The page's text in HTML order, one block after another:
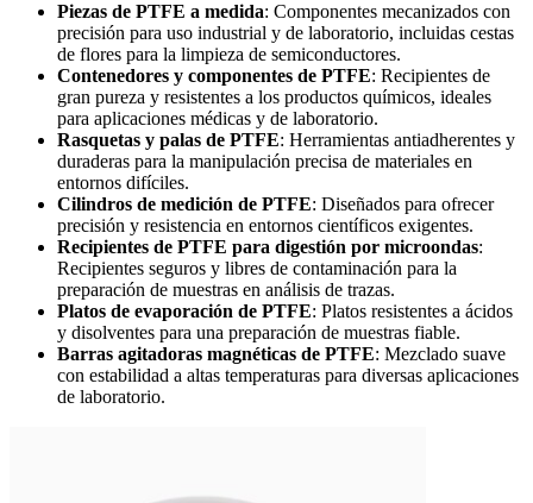
Piezas de PTFE a medida: Componentes mecanizados con
precisión para uso industrial y de laboratorio, incluidas cestas
de flores para la limpieza de semiconductores.
Contenedores y componentes de PTFE: Recipientes de
gran pureza y resistentes a los productos químicos, ideales
para aplicaciones médicas y de laboratorio.
Rasquetas y palas de PTFE: Herramientas antiadherentes y
duraderas para la manipulación precisa de materiales en
entornos difíciles.
Cilindros de medición de PTFE: Diseñados para ofrecer
precisión y resistencia en entornos científicos exigentes.
Recipientes de PTFE para digestión por microondas:
Recipientes seguros y libres de contaminación para la
preparación de muestras en análisis de trazas.
Platos de evaporación de PTFE: Platos resistentes a ácidos
y disolventes para una preparación de muestras fiable.
Barras agitadoras magnéticas de PTFE: Mezclado suave
con estabilidad a altas temperaturas para diversas aplicaciones
de laboratorio.